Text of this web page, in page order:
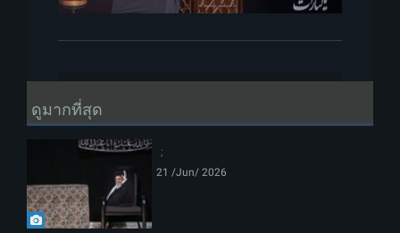
ดูมากที่สุด
21 /Jun/ 2026